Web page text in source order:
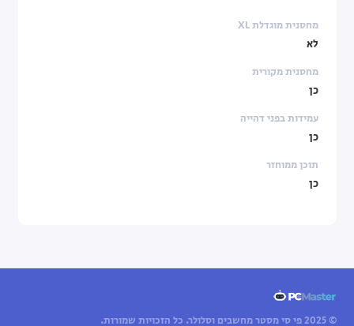
מחסנית מוגדלת XL
לא
מחסנית מקורית
כן
עמידות בפני דהייה
כן
תוכן ממוחזר
כן
© 2025 פי סי מסטר מחשבים וסלולר. כל הזכויות שמורות.